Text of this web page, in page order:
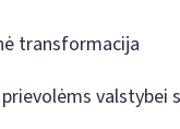
transformacija
valstybei